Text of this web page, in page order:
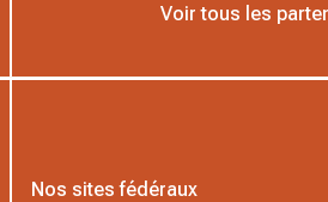
Voir tous les
Nos sites fédéraux